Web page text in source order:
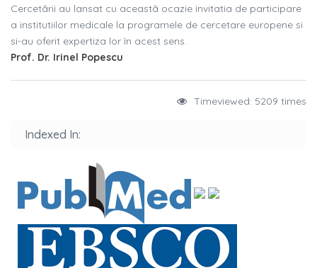
Cercetãrii au lansat cu aceastã ocazie invitatia de participare
a institutiilor medicale la programele de cercetare europene si
si-au oferit expertiza lor în acest sens.
Prof. Dr. Irinel Popescu
Timeviewed: 5209 times
Indexed In: